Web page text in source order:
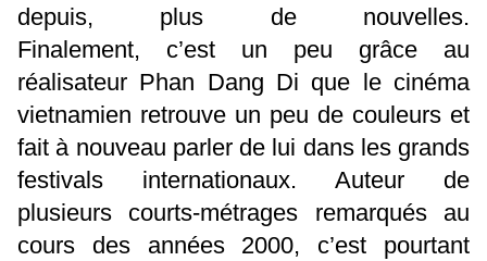
depuis, plus de nouvelles.
Finalement, c’est un peu grâce au
réalisateur Phan Dang Di que le cinéma
vietnamien retrouve un peu de couleurs et
fait à nouveau parler de lui dans les grands
festivals internationaux. Auteur de
plusieurs courts-métrages remarqués au
cours des années 2000, c’est pourtant